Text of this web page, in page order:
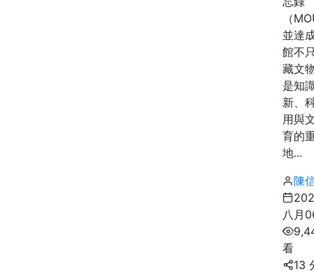
（
並達
館不
藏文
是知
新、
用與
育的
地...
陳
八月
看
13